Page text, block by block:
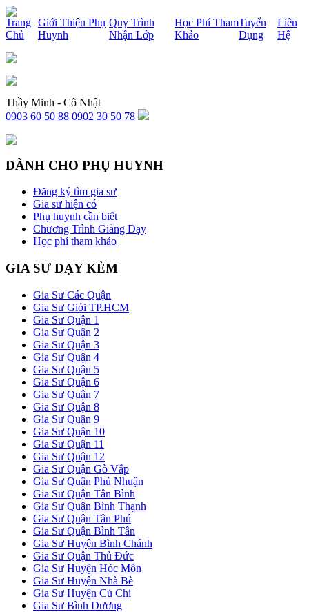
x
Trang
Chủ
Giới Thiệu Phụ
Huynh
Quy Trình
Nhận Lớp
Học Phí Tham
Khảo
Tuyển
Dụng
Liên
Hệ
Thầy Minh - Cô Nhật
0903 60 50 88 0902 30 50 78
DÀNH CHO PHỤ HUYNH
Đăng ký tìm gia sư
Gia sư hiện có
Phụ huynh cần biết
Chương Trình Giảng Dạy
Học phí tham khảo
GIA SƯ DẠY KÈM
Gia Sư Các Quận
Gia Sư Giỏi TP.HCM
Gia Sư Quận 1
Gia Sư Quận 2
Gia Sư Quận 3
Gia Sư Quận 4
Gia Sư Quận 5
Gia Sư Quận 6
Gia Sư Quận 7
Gia Sư Quận 8
Gia Sư Quận 9
Gia Sư Quận 10
Gia Sư Quận 11
Gia Sư Quận 12
Gia Sư Quận Gò Vấp
Gia Sư Quận Phú Nhuận
Gia Sư Quận Tân Bình
Gia Sư Quận Bình Thạnh
Gia Sư Quận Tân Phú
Gia Sư Quận Bình Tân
Gia Sư Huyện Bình Chánh
Gia Sư Quận Thủ Đức
Gia Sư Huyện Hóc Môn
Gia Sư Huyện Nhà Bè
Gia Sư Huyện Củ Chi
Gia Sư Bình Dương